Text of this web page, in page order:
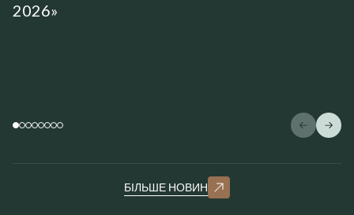
2026»
БІЛЬШЕ НОВИН